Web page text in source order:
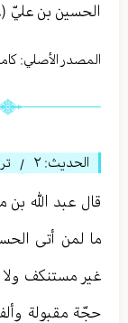
الحسين بن عليّ
المصدر الأصلي:
الحديث: ٢ /
قال عبد الله
ما لمن أتى
غير مستنكف
حجّة مقبولة